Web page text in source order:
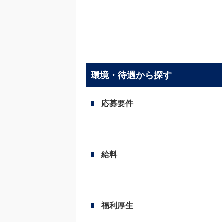
環境・待遇から探す
応募要件
給料
福利厚生